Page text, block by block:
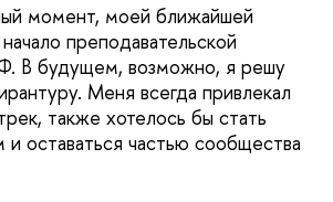
момент, моей ближайшей
преподавательской
В будущем, возможно, я решу
Меня всегда привлекал
также хотелось бы стать
оставаться частью сообщества